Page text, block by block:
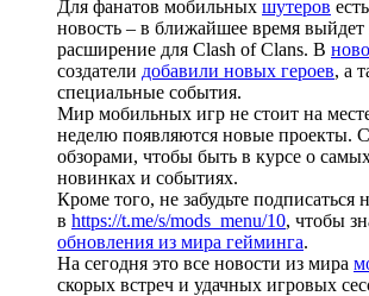
Для фанатов мобильных шутеров
новость – в ближайшее время выйдет
расширение для Clash of Clans. В
создатели добавили новых героев, а
специальные события.
Мир мобильных игр не стоит на
неделю появляются новые проекты.
обзорами, чтобы быть в курсе о
новинках и событиях.
Кроме того, не забудьте
в https://t.me/s/mods_menu/10, чтобы
обновления из мира гейминга.
На сегодня это все новости из мира
скорых встреч и удачных игровых